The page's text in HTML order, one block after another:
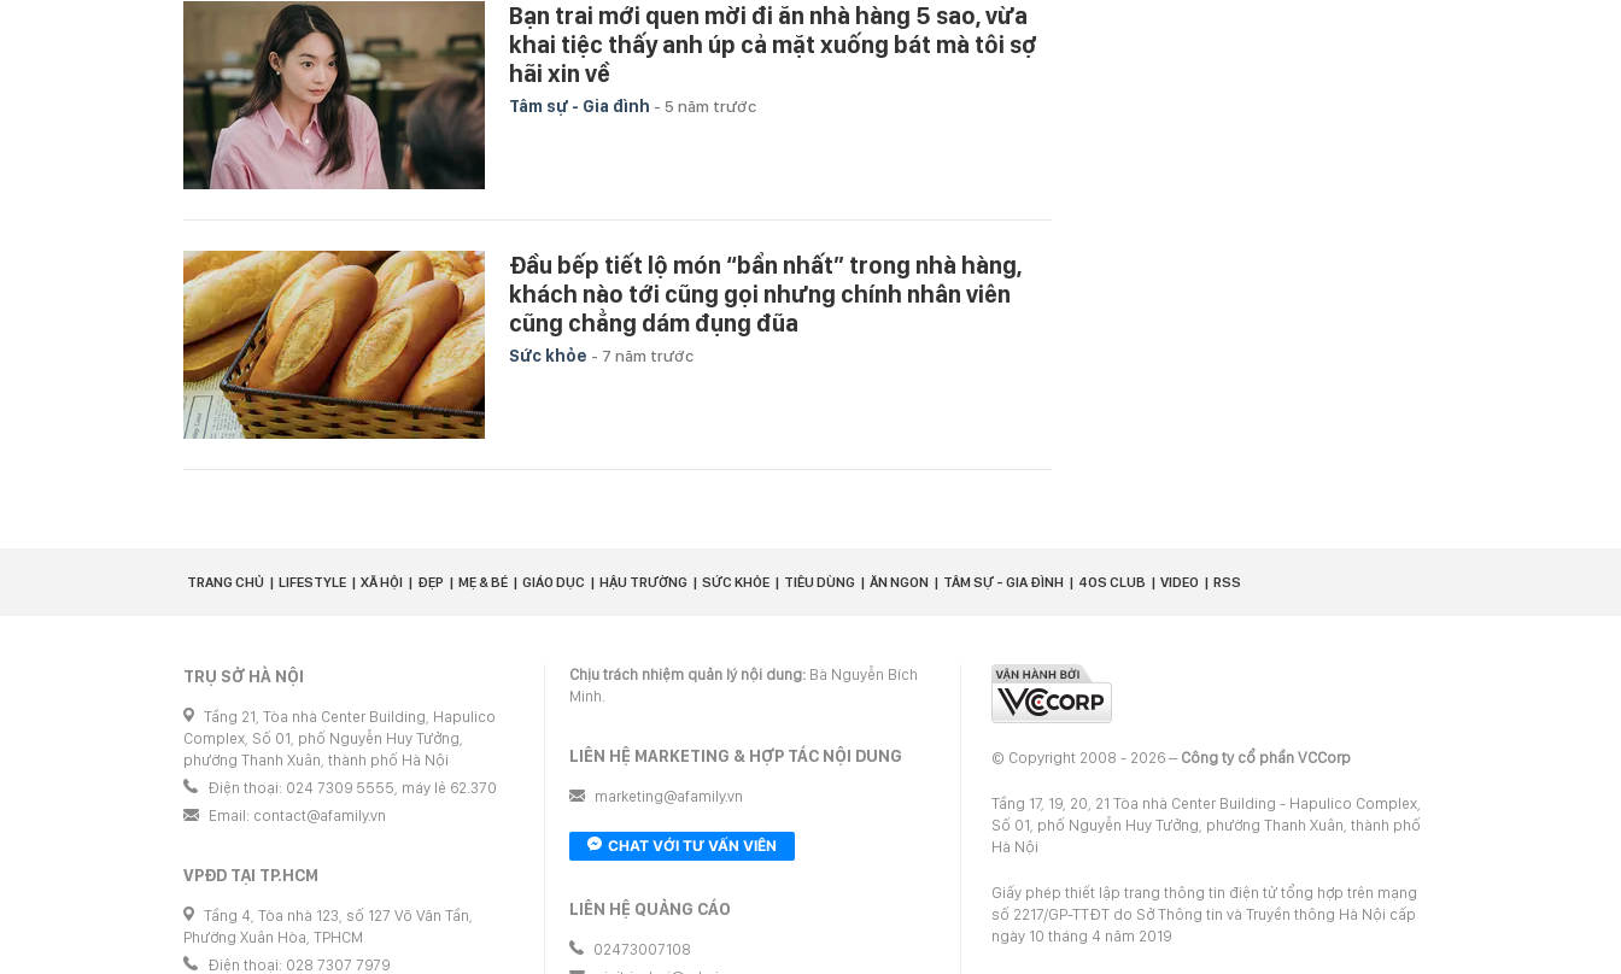
Bạn trai mới quen mời đi ăn nhà hàng 5 sao, vừa
khai tiệc thấy anh úp cả mặt xuống bát mà tôi sợ
hãi xin về
Tâm sự - Gia đình - 5 năm trước
Đầu bếp tiết lộ món “bẩn nhất” trong nhà hàng,
khách nào tới cũng gọi nhưng chính nhân viên
cũng chẳng dám đụng đũa
Sức khỏe - 7 năm trước
TRANG CHỦ LIFESTYLE XÃ HỘI ĐẸP MẸ & BÉ GIÁO DỤC HẬU TRƯỜNG SỨC KHỎE TIÊU DÙNG ĂN NGON TÂM SỰ - GIA ĐÌNH 40S CLUB VIDEO RSS
TRỤ SỞ HÀ NỘI
Tầng 21, Tòa nhà Center Building, Hapulico
Complex, Số 01, phố Nguyễn Huy Tưởng,
phường Thanh Xuân, thành phố Hà Nội
Điện thoại: 024 7309 5555, máy lẻ 62.370
Email: contact@afamily.vn
VPĐD TẠI TP.HCM
Tầng 4, Tòa nhà 123, số 127 Võ Văn Tần,
Phường Xuân Hòa, TPHCM
Điện thoại: 028 7307 7979
Chịu trách nhiệm quản lý nội dung: Bà Nguyễn Bích
Minh.
LIÊN HỆ MARKETING & HỢP TÁC NỘI DUNG
marketing@afamily.vn
CHAT VỚI TƯ VẤN VIÊN
LIÊN HỆ QUẢNG CÁO
02473007108
© Copyright 2008 - 2026 – Công ty cổ phần VCCorp
Tầng 17, 19, 20, 21 Tòa nhà Center Building - Hapulico Complex,
Số 01, phố Nguyễn Huy Tưởng, phường Thanh Xuân, thành phố
Hà Nội
Giấy phép thiết lập trang thông tin điện tử tổng hợp trên mạng
số 2217/GP-TTĐT do Sở Thông tin và Truyền thông Hà Nội cấp
ngày 10 tháng 4 năm 2019